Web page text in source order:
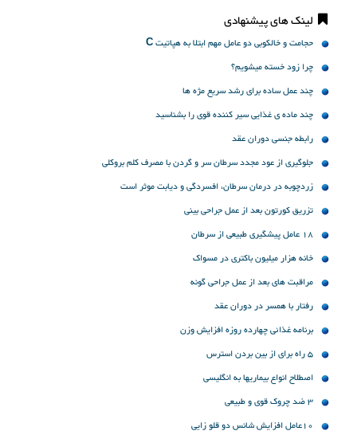
لینک های پیشنهادی
حجامت و خالکوبی دو عامل مهم ابتلا به هپاتیت C
چرا زود خسته میشویم؟
چند عمل ساده برای رشد سریع مژه ها
چند ماده ی غذایی سیر کننده قوی را بشناسید
رابطه جنسی دوران عقد
جلوگیری از عود مجدد سرطان سر و گردن با مصرف کلم بروکلی
زردچوبه در درمان سرطان، افسردگی و دیابت موثر است
تزریق کورتون بعد از عمل جراحی بینی
18 عامل پیشگیری طبیعی از سرطان
خانه هزار میلیون باکتری در مسواک
مراقبت های بعد از عمل جراحی گونه
رفتار با همسر در دوران عقد
برنامه غذائی چهارده روزه افزایش وزن
5 راه برای از بین بردن استرس
اصطلاح انواع بیماریها به انگلیسی
3 ضد چروک قوی و طبیعی
10عامل افزایش شانس دو قلو زایی